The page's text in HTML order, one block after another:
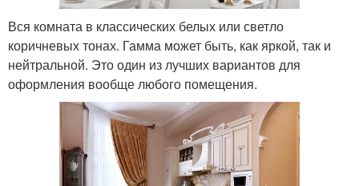
Вся комната в классических белых или светло
коричневых тонах. Гамма может быть, как яркой, так и
нейтральной. Это один из лучших вариантов для
оформления вообще любого помещения.